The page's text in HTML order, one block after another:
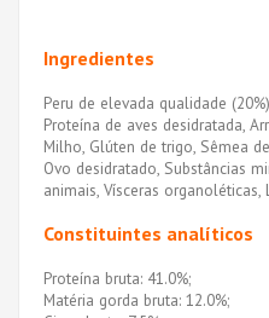
Ingredientes
Peru de elevada qualidade
Proteína de aves desidratada,
Milho, Glúten de trigo, Sêmea
Ovo desidratado, Substâncias
animais, Vísceras organoléticas,
Constituintes analíticos
Proteína bruta: 41.0%;
Matéria gorda bruta: 12.0%;